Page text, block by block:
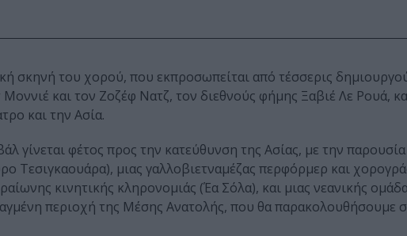
σκηνή του χορού, που εκπροσωπείται από τέσσερις
και τον Ζοζέφ Νατζ, τον διεθνούς φήμης Ξαβιέ Λε Ρουά,
και την Ασία.
γίνεται φέτος προς την κατεύθυνση της Ασίας, με την
Τεσιγκαουάρα), μιας γαλλοβιετναμέζας περφόρμερ και
κινητικής κληρονομιάς (Έα Σόλα), και μιας νεανικής
περιοχή της Μέσης Ανατολής, που θα παρακολουθήσουμε